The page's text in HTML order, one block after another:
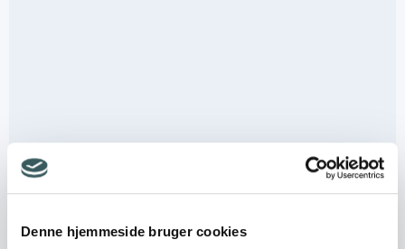
Denne hjemmeside bruger cookies
ESG – Gode ideer til at komme i gang
18. January 2024